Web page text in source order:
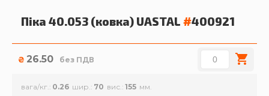
Піка 40.053 (ковка) UASTAL #400921
₴ 26.50 без ПДВ
вага/кг. 0.26 шир. 70 вис. 155